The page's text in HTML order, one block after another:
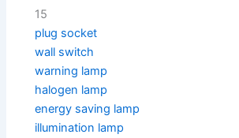
15
plug socket
wall switch
warning lamp
halogen lamp
energy saving lamp
illumination lamp